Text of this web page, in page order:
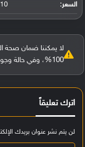
السعر: 20 EUR)
لا يمكننا ضمان صحة
100%، وفي حالة وجود خطأ يُرجى
اترك تعليقاً
لن يتم نشر عنوان بريدك